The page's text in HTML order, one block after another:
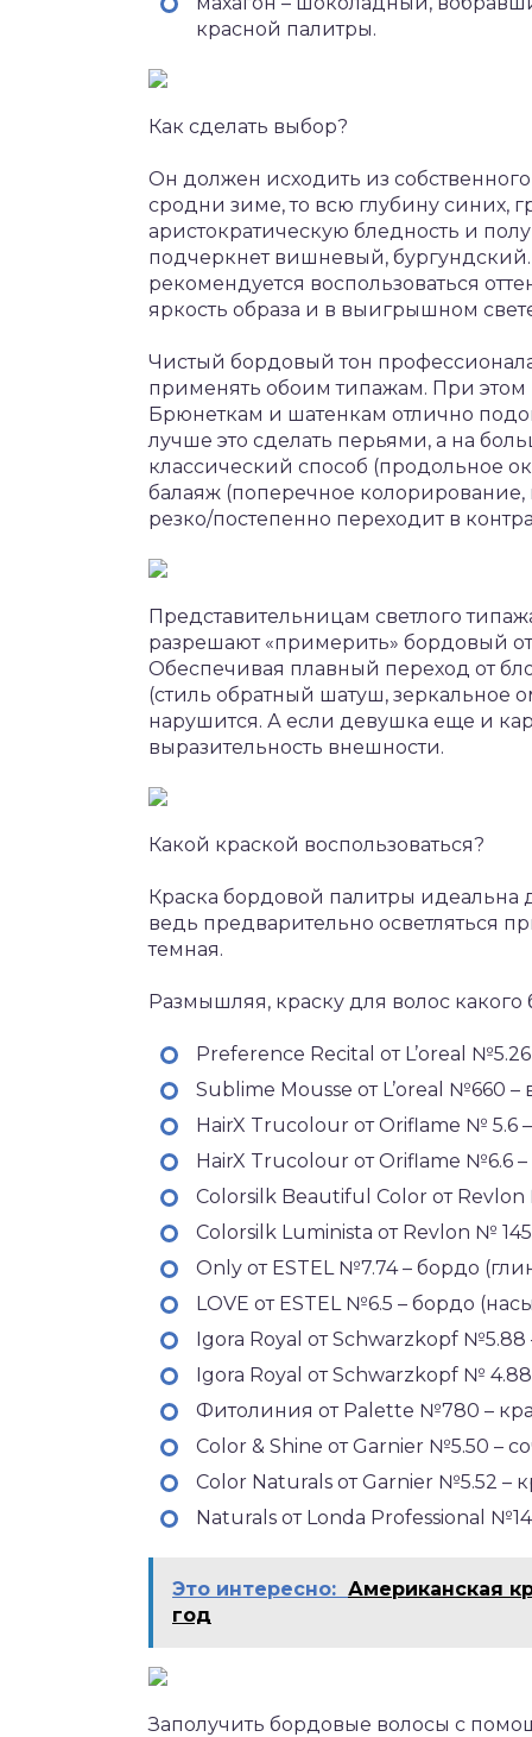
красной палитры.
Как сделать выбор?
Он должен исходить из
сродни зиме, то всю глубину синих,
аристократическую бледность и
подчеркнет вишневый,
рекомендуется воспользоваться
яркость образа и в выигрышном
Чистый бордовый тон
применять обоим типажам. При этом
Брюнеткам и шатенкам отлично
лучше это сделать перьями, а на
классический способ (продольное
балаяж (поперечное
резко/постепенно переходит в
Представительницам светлого
разрешают «примерить» бордовый
Обеспечивая плавный переход от
(стиль обратный шатуш, зеркальное
нарушится. А если девушка еще и
выразительность внешности.
Какой краской воспользоваться?
Краска бордовой палитры
ведь предварительно осветляться
темная.
Размышляя, краску для волос какого
Preference Recital от L’oreal
Sublime Mousse от L’oreal №660
HairX Trucolour от Oriflame № 5.6
HairX Trucolour от Oriflame №6.6
Colorsilk Beautiful Color от
Colorsilk Luminista от Revlon №
Only от ESTEL №7.74 – бордо
LOVE от ESTEL №6.5 – бордо
Igora Royal от Schwarzkopf
Igora Royal от Schwarzkopf №
Фитолиния от Palette №780 –
Color & Shine от Garnier №5.50 –
Color Naturals от Garnier №5.52 –
Naturals от Londa Professional
Это интересно: Американская
год
Заполучить бордовые волосы с